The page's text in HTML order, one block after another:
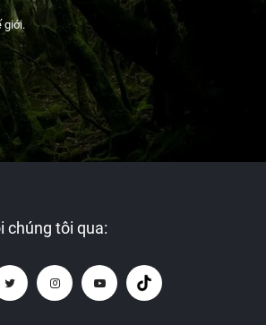
giới.
chúng tôi qua: